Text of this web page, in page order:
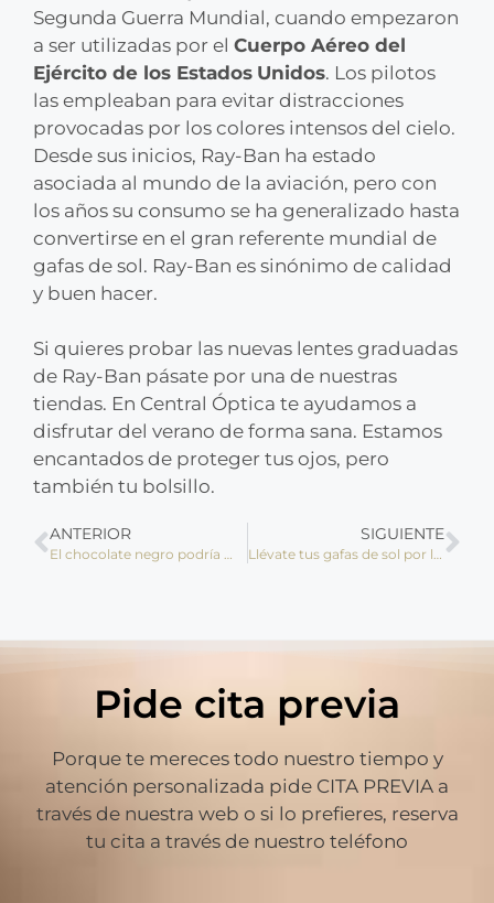
Segunda Guerra Mundial, cuando empezaron
a ser utilizadas por el Cuerpo Aéreo del
Ejército de los Estados Unidos. Los pilotos
las empleaban para evitar distracciones
provocadas por los colores intensos del cielo.
Desde sus inicios, Ray-Ban ha estado
asociada al mundo de la aviación, pero con
los años su consumo se ha generalizado hasta
convertirse en el gran referente mundial de
gafas de sol. Ray-Ban es sinónimo de calidad
y buen hacer.
Si quieres probar las nuevas lentes graduadas
de Ray-Ban pásate por una de nuestras
tiendas. En Central Óptica te ayudamos a
disfrutar del verano de forma sana. Estamos
encantados de proteger tus ojos, pero
también tu bolsillo.
ANTERIOR
El chocolate negro podría mejorar la vista
SIGUIENTE
Llévate tus gafas de sol por la cara
Pide cita previa
Porque te mereces todo nuestro tiempo y
atención personalizada pide CITA PREVIA a
través de nuestra web o si lo prefieres, reserva
tu cita a través de nuestro teléfono